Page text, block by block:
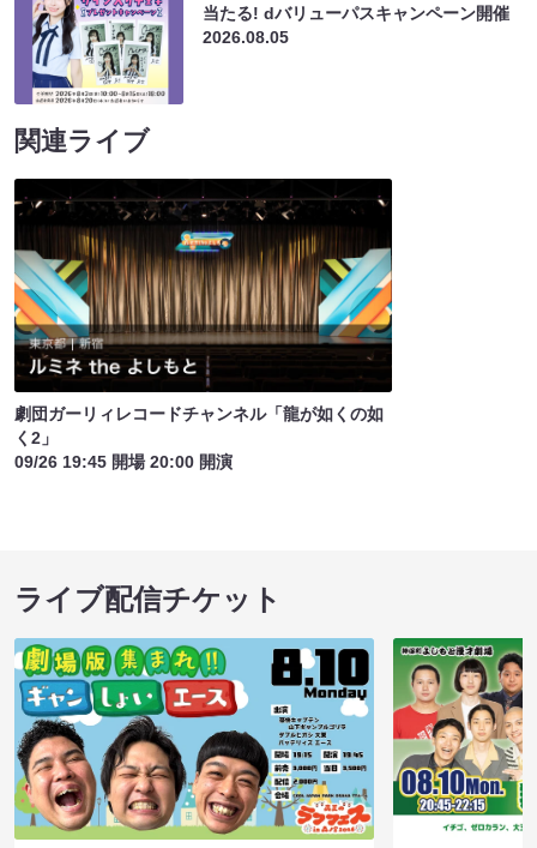
当たる! dバリューパスキャンペーン開催
2026.08.05
関連ライブ
劇団ガーリィレコードチャンネル「龍が如くの如
く2」
09/26 19:45 開場 20:00 開演
ライブ配信チケット